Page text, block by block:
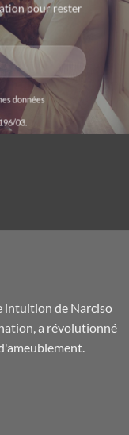
pour rester
données
03.
intuition de Narciso
a révolutionné